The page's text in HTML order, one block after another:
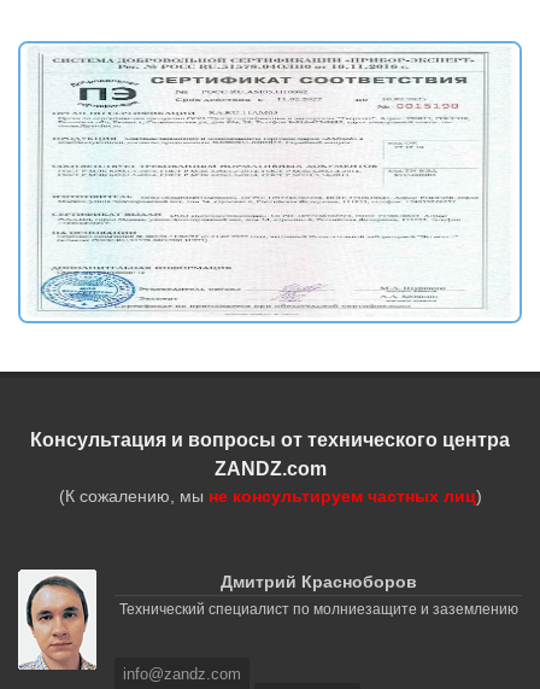
Консультация и вопросы от технического центра
ZANDZ.com
(К сожалению, мы не консультируем частных лиц)
Дмитрий Красноборов
Технический специалист по молниезащите и заземлению
info@zandz.com